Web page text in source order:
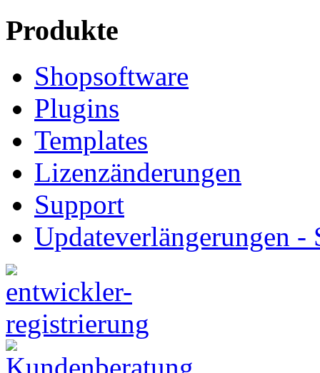
Produkte
Shopsoftware
Plugins
Templates
Lizenzänderungen
Support
Updateverlängerungen -